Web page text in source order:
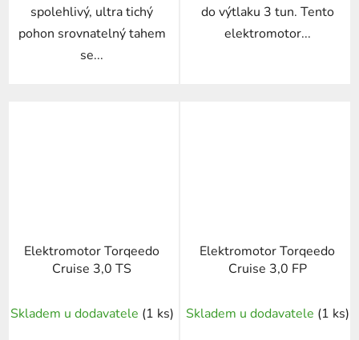
spolehlivý, ultra tichý
pohon srovnatelný tahem
se...
do výtlaku 3 tun. Tento
elektromotor...
Elektromotor Torqeedo
Cruise 3,0 TS
Skladem u dodavatele (1 ks)
Elektromotor Torqeedo
Cruise 3,0 FP
Skladem u dodavatele (1 ks)